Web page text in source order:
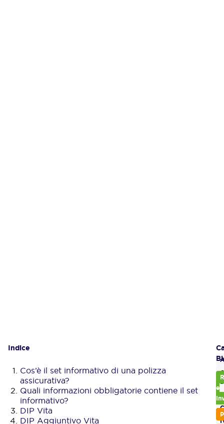
Indice
Cos’è il set informativo di una polizza
assicurativa?
Quali informazioni obbligatorie contiene il set
informativo?
DIP Vita
DIP Aggiuntivo Vita
e